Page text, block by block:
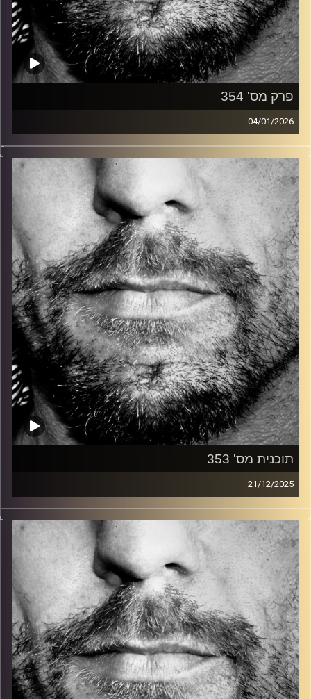
פרק מס' 354
04/01/2026
זיפים, מוזיקה מחוספסת של הופעות חיות. הרבה ג'אם, רוק,
בלוז, bluegrass, ג'אז, Fאנק, פרוגרסיב ואפילו אלקטרוניקה.
כל מה שחי, אמיתי ונושם.
עם שמוליק רגב.
קרדיט תמונות: David Goehring
תוכנית מס' 353
21/12/2025
זיפים, מוזיקה מחוספסת של הופעות חיות. הרבה ג'אם, רוק,
בלוז, bluegrass, ג'אז, Fאנק, פרוגרסיב ואפילו אלקטרוניקה.
כל מה שחי, אמיתי ונושם.
עם שמוליק רגב.
קרדיט תמונות: David Goehring